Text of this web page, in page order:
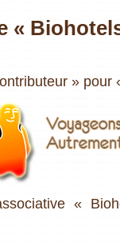
«
» pour
«